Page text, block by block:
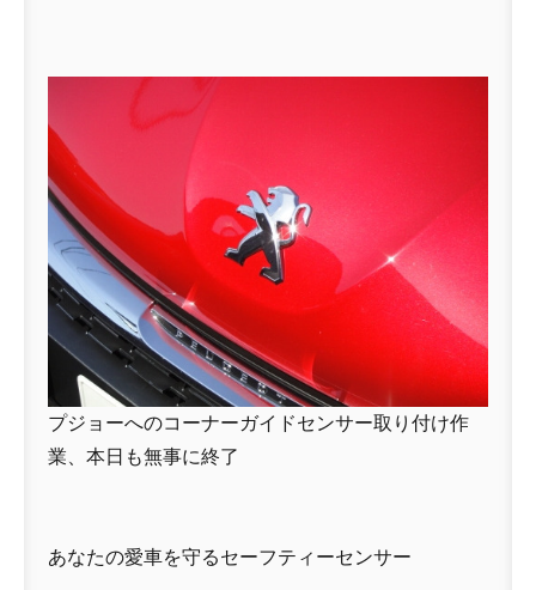
プジョーへのコーナーガイドセンサー取り付け作
業、本日も無事に終了
あなたの愛車を守るセーフティーセンサー